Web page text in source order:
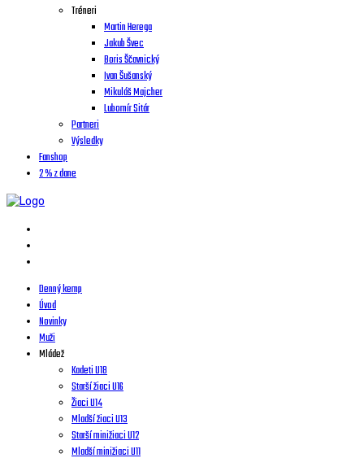
Tréneri
Martin Herega
Jakub Švec
Boris Ščavnický
Ivan Šušanský
Mikuláš Majcher
Lubomír Sitár
Partneri
Výsledky
Fanshop
2 % z dane
Denný kemp
Úvod
Novinky
Muži
Mládež
Kadeti U18
Starší žiaci U16
Žiaci U14
Mladší žiaci U13
Starší minižiaci U12
Mladší minižiaci U11